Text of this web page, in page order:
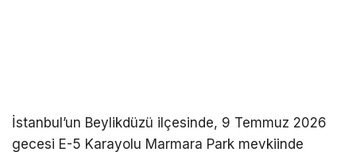
İstanbul’un Beylikdüzü ilçesinde, 9 Temmuz 2026
gecesi E-5 Karayolu Marmara Park mevkiinde